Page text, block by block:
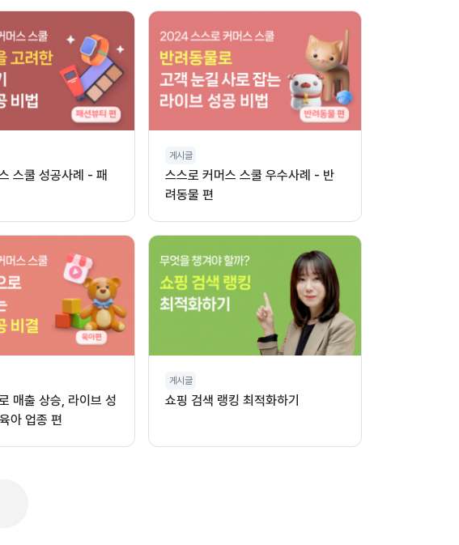
스쿨 성공사례 - 패
게시글
스스로 커머스 스쿨 우수사례 - 반
려동물 편
매출 상승, 라이브 성
아 업종 편
게시글
쇼핑 검색 랭킹 최적화하기